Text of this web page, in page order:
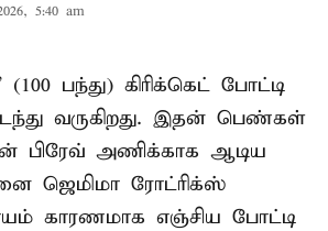
5:40 am
பந்து) கிரிக்கெட் போட்டி
வருகிறது. இதன் பெண்கள்
பிரேவ் அணிக்காக ஆடிய
ஜெமிமா ரோட்ரிக்ஸ்
காரணமாக எஞ்சிய போட்டி